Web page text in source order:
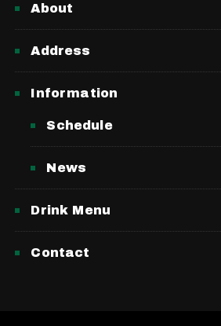
About
Address
Information
Schedule
News
Drink Menu
Contact